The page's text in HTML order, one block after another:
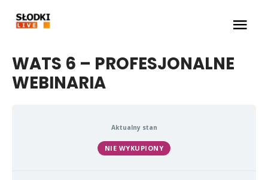
WATS 6 – PROFESJONALNE
WEBINARIA
Aktualny stan
NIE WYKUPIONY